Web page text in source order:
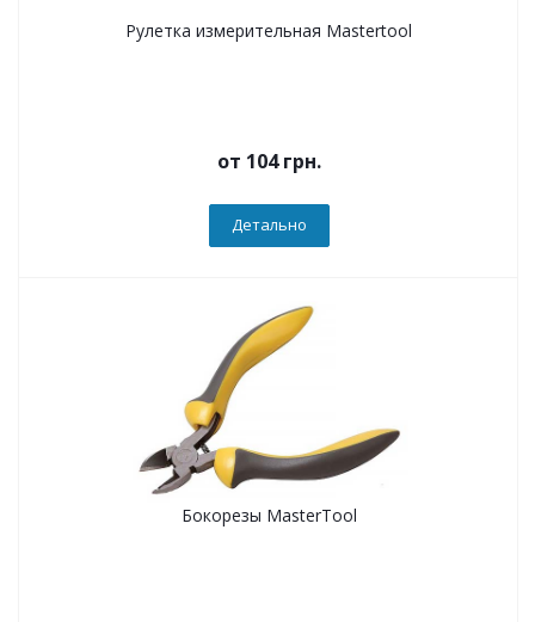
Рулетка измерительная Mastertool
от 104 грн.
Детально
Бокорезы MasterTool